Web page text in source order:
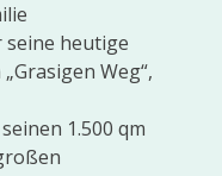
heutige
Weg“,
1.500 qm